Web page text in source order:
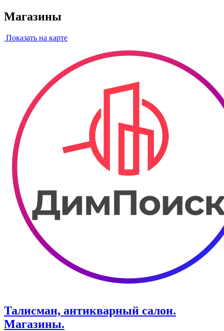
Магазины
Показать на карте
Талисман, антикварный салон.
Магазины.